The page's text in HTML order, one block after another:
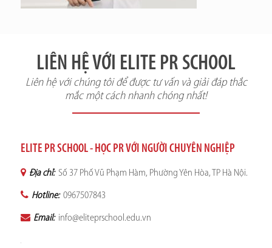
LIÊN HỆ VỚI ELITE PR SCHOOL
Liên hệ với chúng tôi để được tư vấn và giải đáp thắc
mắc một cách nhanh chóng nhất!
ELITE PR SCHOOL - HỌC PR VỚI NGƯỜI CHUYÊN NGHIỆP
Địa chỉ: Số 37 Phố Vũ Phạm Hàm, Phường Yên Hòa, TP Hà Nội.
Hotline: 0967507843
Email: info@eliteprschool.edu.vn